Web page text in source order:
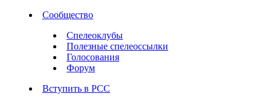
Сообщество
Спелеоклубы
Полезные спелеоссылки
Голосования
Форум
Вступить в РСС